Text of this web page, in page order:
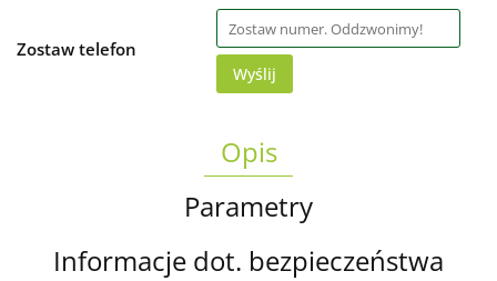
Zostaw telefon
Wyślij
Opis
Parametry
Informacje dot. bezpieczeństwa